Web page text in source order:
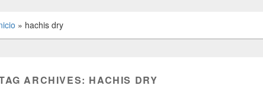
» hachis dry
ARCHIVES: HACHIS DRY